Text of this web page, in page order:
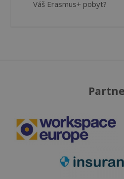
Váš Erasmus+ pobyt?